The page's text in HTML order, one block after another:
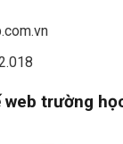
web trường